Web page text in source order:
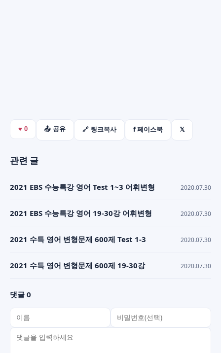
♥ 0 📤 공유 🔗 링크복사 f 페이스북 𝕏
관련 글
2021 EBS 수능특강 영어 Test 1~3 어휘변형 2020.07.30
2021 EBS 수능특강 영어 19-30강 어휘변형 2020.07.30
2021 수특 영어 변형문제 600제 Test 1-3 2020.07.30
2021 수특 영어 변형문제 600제 19-30강 2020.07.30
댓글 0
이름
비밀번호(선택)
댓글 내용